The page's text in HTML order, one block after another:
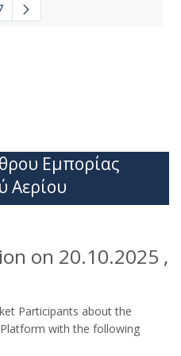
σελίδες Use TAB to navigate.
Εμπορίας
Αερίου
on 20.10.2025 ,
Participants about the
with the following